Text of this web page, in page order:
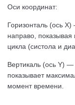
Оси координат:
Горизонталь (ось
направо, показывая
цикла (систола и
Вертикаль (ось Y)
показывает
момент времени.